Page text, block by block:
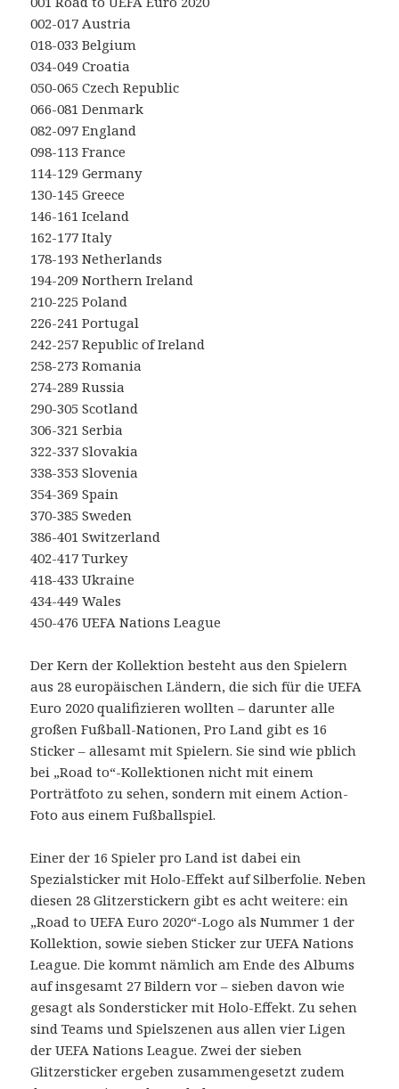
002-017 Austria
018-033 Belgium
034-049 Croatia
050-065 Czech Republic
066-081 Denmark
082-097 England
098-113 France
114-129 Germany
130-145 Greece
146-161 Iceland
162-177 Italy
178-193 Netherlands
194-209 Northern Ireland
210-225 Poland
226-241 Portugal
242-257 Republic of Ireland
258-273 Romania
274-289 Russia
290-305 Scotland
306-321 Serbia
322-337 Slovakia
338-353 Slovenia
354-369 Spain
370-385 Sweden
386-401 Switzerland
402-417 Turkey
418-433 Ukraine
434-449 Wales
450-476 UEFA Nations League
Der Kern der Kollektion besteht aus den Spielern
aus 28 europäischen Ländern, die sich für die UEFA
Euro 2020 qualifizieren wollten – darunter alle
großen Fußball-Nationen, Pro Land gibt es 16
Sticker – allesamt mit Spielern. Sie sind wie pblich
bei „Road to“-Kollektionen nicht mit einem
Porträtfoto zu sehen, sondern mit einem Action-
Foto aus einem Fußballspiel.
Einer der 16 Spieler pro Land ist dabei ein
Spezialsticker mit Holo-Effekt auf Silberfolie. Neben
diesen 28 Glitzerstickern gibt es acht weitere: ein
„Road to UEFA Euro 2020“-Logo als Nummer 1 der
Kollektion, sowie sieben Sticker zur UEFA Nations
League. Die kommt nämlich am Ende des Albums
auf insgesamt 27 Bildern vor – sieben davon wie
gesagt als Sondersticker mit Holo-Effekt. Zu sehen
sind Teams und Spielszenen aus allen vier Ligen
der UEFA Nations League. Zwei der sieben
Glitzersticker ergeben zusammengesetzt zudem